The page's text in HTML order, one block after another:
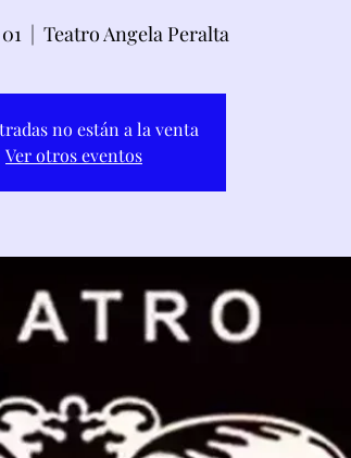
  |
Teatro Angela Peralta
no están a la venta
Ver otros eventos